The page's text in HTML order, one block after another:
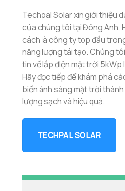
Techpal Solar xin giới thiệu
của chúng tôi tại Đông Anh,
cách là công ty top đầu
năng lượng tái tạo. Chúng
tin về lắp điện mặt trời 5kWp
Hãy đọc tiếp để khám phá
biến ánh sáng mặt trời
lượng sạch và hiệu quả.
TECHPAL SOLAR